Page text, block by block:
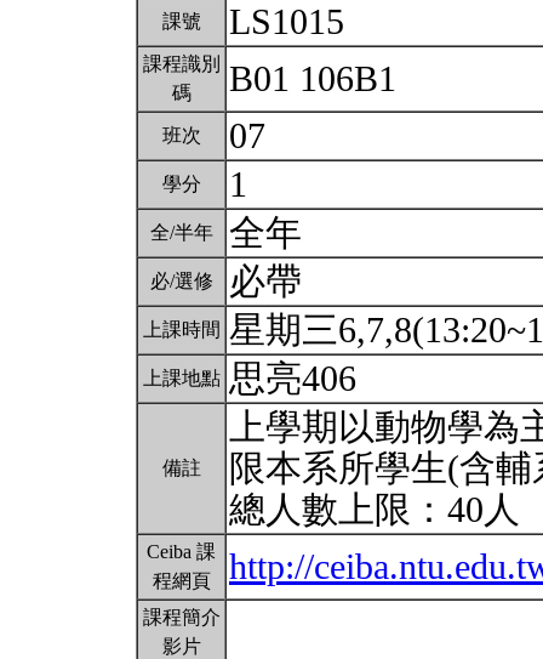
課號 LS1015
課程識別
碼
B01 106B1
班次 07
學分 1
全/半年 全年
必/選修 必帶
上課時間 星期三
上課地點 思亮406
備註
上學期以動物學為
限本系所學生(含
總人數上限：40人
Ceiba 課
程網頁
http://
課程簡介
影片